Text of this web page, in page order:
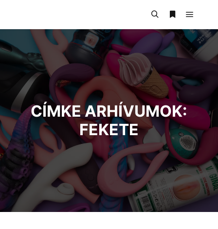
CÍMKE ARHÍVUMOK:
FEKETE